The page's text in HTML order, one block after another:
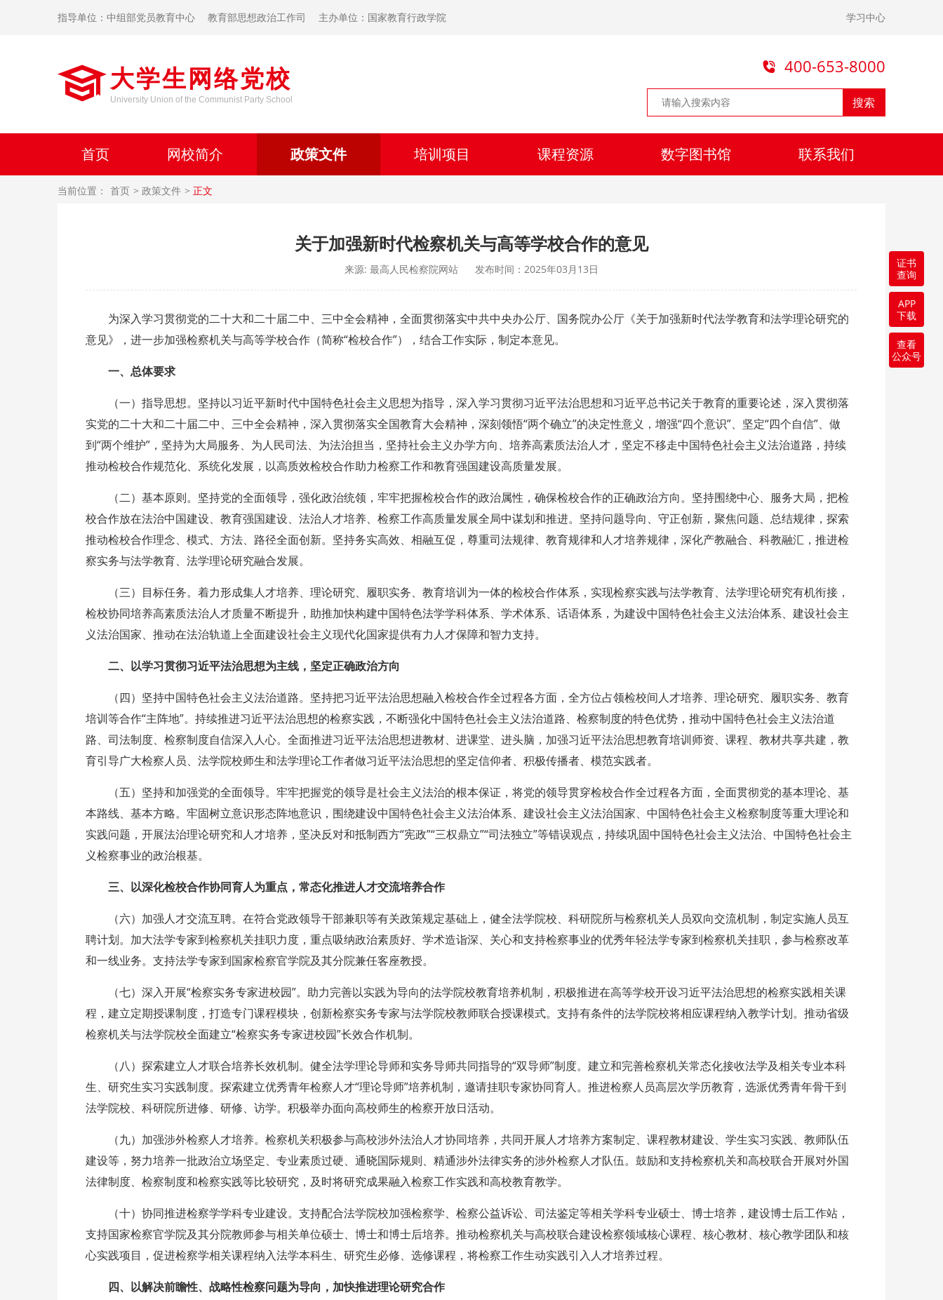
指导单位：中组部党员教育中心 教育部思想政治工作司 主办单位：国家教育行政学院 学习中心
大学生网络党校
University Union of the Communist Party School
400-653-8000
搜索
首页 网校简介 政策文件 培训项目 课程资源 数字图书馆 联系我们
当前位置： 首页 政策文件 正文
关于加强新时代检察机关与高等学校合作的意见
来源: 最高人民检察院网站 发布时间：2025年03月13日
为深入学习贯彻党的二十大和二十届二中、三中全会精神，全面贯彻落实中共中央办公厅、国务院办公厅《关于加强新时代法学教育和法学理论研究的
意见》，进一步加强检察机关与高等学校合作（简称“检校合作”），结合工作实际，制定本意见。
一、总体要求
（一）指导思想。坚持以习近平新时代中国特色社会主义思想为指导，深入学习贯彻习近平法治思想和习近平总书记关于教育的重要论述，深入贯彻落
实党的二十大和二十届二中、三中全会精神，深入贯彻落实全国教育大会精神，深刻领悟“两个确立”的决定性意义，增强“四个意识”、坚定“四个自信”、做
到“两个维护”，坚持为大局服务、为人民司法、为法治担当，坚持社会主义办学方向、培养高素质法治人才，坚定不移走中国特色社会主义法治道路，持续
推动检校合作规范化、系统化发展，以高质效检校合作助力检察工作和教育强国建设高质量发展。
（二）基本原则。坚持党的全面领导，强化政治统领，牢牢把握检校合作的政治属性，确保检校合作的正确政治方向。坚持围绕中心、服务大局，把检
校合作放在法治中国建设、教育强国建设、法治人才培养、检察工作高质量发展全局中谋划和推进。坚持问题导向、守正创新，聚焦问题、总结规律，探索
推动检校合作理念、模式、方法、路径全面创新。坚持务实高效、相融互促，尊重司法规律、教育规律和人才培养规律，深化产教融合、科教融汇，推进检
察实务与法学教育、法学理论研究融合发展。
（三）目标任务。着力形成集人才培养、理论研究、履职实务、教育培训为一体的检校合作体系，实现检察实践与法学教育、法学理论研究有机衔接，
检校协同培养高素质法治人才质量不断提升，助推加快构建中国特色法学学科体系、学术体系、话语体系，为建设中国特色社会主义法治体系、建设社会主
义法治国家、推动在法治轨道上全面建设社会主义现代化国家提供有力人才保障和智力支持。
二、以学习贯彻习近平法治思想为主线，坚定正确政治方向
（四）坚持中国特色社会主义法治道路。坚持把习近平法治思想融入检校合作全过程各方面，全方位占领检校间人才培养、理论研究、履职实务、教育
培训等合作“主阵地”。持续推进习近平法治思想的检察实践，不断强化中国特色社会主义法治道路、检察制度的特色优势，推动中国特色社会主义法治道
路、司法制度、检察制度自信深入人心。全面推进习近平法治思想进教材、进课堂、进头脑，加强习近平法治思想教育培训师资、课程、教材共享共建，教
育引导广大检察人员、法学院校师生和法学理论工作者做习近平法治思想的坚定信仰者、积极传播者、模范实践者。
（五）坚持和加强党的全面领导。牢牢把握党的领导是社会主义法治的根本保证，将党的领导贯穿检校合作全过程各方面，全面贯彻党的基本理论、基
本路线、基本方略。牢固树立意识形态阵地意识，围绕建设中国特色社会主义法治体系、建设社会主义法治国家、中国特色社会主义检察制度等重大理论和
实践问题，开展法治理论研究和人才培养，坚决反对和抵制西方“宪政”“三权鼎立”“司法独立”等错误观点，持续巩固中国特色社会主义法治、中国特色社会主
义检察事业的政治根基。
三、以深化检校合作协同育人为重点，常态化推进人才交流培养合作
（六）加强人才交流互聘。在符合党政领导干部兼职等有关政策规定基础上，健全法学院校、科研院所与检察机关人员双向交流机制，制定实施人员互
聘计划。加大法学专家到检察机关挂职力度，重点吸纳政治素质好、学术造诣深、关心和支持检察事业的优秀年轻法学专家到检察机关挂职，参与检察改革
和一线业务。支持法学专家到国家检察官学院及其分院兼任客座教授。
（七）深入开展“检察实务专家进校园”。助力完善以实践为导向的法学院校教育培养机制，积极推进在高等学校开设习近平法治思想的检察实践相关课
程，建立定期授课制度，打造专门课程模块，创新检察实务专家与法学院校教师联合授课模式。支持有条件的法学院校将相应课程纳入教学计划。推动省级
检察机关与法学院校全面建立“检察实务专家进校园”长效合作机制。
（八）探索建立人才联合培养长效机制。健全法学理论导师和实务导师共同指导的“双导师”制度。建立和完善检察机关常态化接收法学及相关专业本科
生、研究生实习实践制度。探索建立优秀青年检察人才“理论导师”培养机制，邀请挂职专家协同育人。推进检察人员高层次学历教育，选派优秀青年骨干到
法学院校、科研院所进修、研修、访学。积极举办面向高校师生的检察开放日活动。
（九）加强涉外检察人才培养。检察机关积极参与高校涉外法治人才协同培养，共同开展人才培养方案制定、课程教材建设、学生实习实践、教师队伍
建设等，努力培养一批政治立场坚定、专业素质过硬、通晓国际规则、精通涉外法律实务的涉外检察人才队伍。鼓励和支持检察机关和高校联合开展对外国
法律制度、检察制度和检察实践等比较研究，及时将研究成果融入检察工作实践和高校教育教学。
（十）协同推进检察学学科专业建设。支持配合法学院校加强检察学、检察公益诉讼、司法鉴定等相关学科专业硕士、博士培养，建设博士后工作站，
支持国家检察官学院及其分院教师参与相关单位硕士、博士和博士后培养。推动检察机关与高校联合建设检察领域核心课程、核心教材、核心教学团队和核
心实践项目，促进检察学相关课程纳入法学本科生、研究生必修、选修课程，将检察工作生动实践引入人才培养过程。
四、以解决前瞻性、战略性检察问题为导向，加快推进理论研究合作
证书
查询
APP
下载
查看
公众号